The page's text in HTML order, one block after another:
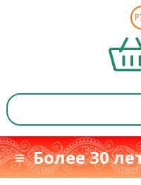
≡ Более 30